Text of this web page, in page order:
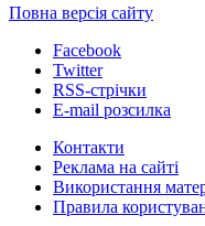
Повна версія сайту
Facebook
Twitter
RSS-стрічки
E-mail розсилка
Контакти
Реклама на сайті
Використання
Правила